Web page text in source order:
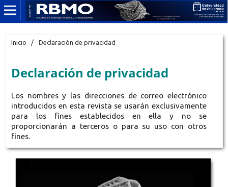
Inicio / Declaración de privacidad
Declaración de privacidad
Los nombres y las direcciones de correo electrónico
introducidos en esta revista se usarán exclusivamente
para los fines establecidos en ella y no se
proporcionarán a terceros o para su uso con otros
fines.